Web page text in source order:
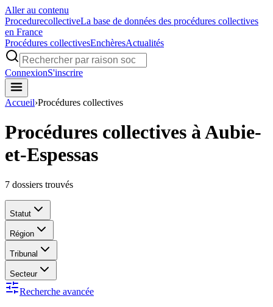
Aller au contenu
ProcedurecollectiveLa base de données des procédures collectives
en France
Procédures collectivesEnchèresActualités
ConnexionS'inscrire
Accueil›Procédures collectives
Procédures collectives à Aubie-
et-Espessas
7 dossiers trouvés
Statut
Région
Tribunal
Secteur
Recherche avancée